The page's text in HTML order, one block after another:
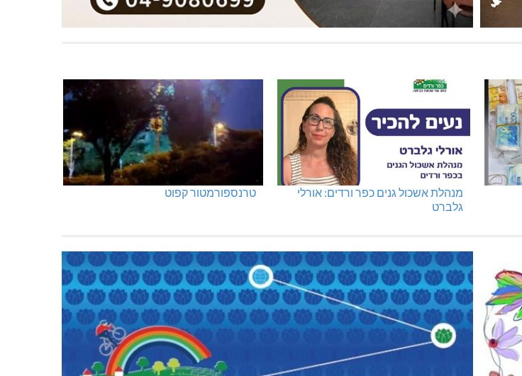
מנהלת אשכול גנים כפר ורדים: אורלי
גלברט
טרנספורמטור קפוט